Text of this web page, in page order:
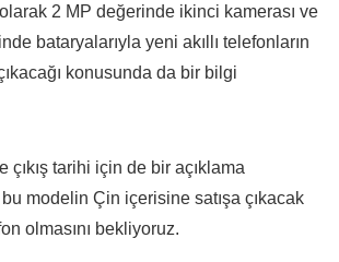
2 MP değerinde ikinci kamerası ve
bataryalarıyla yeni akıllı telefonların
konusunda da bir bilgi
çıkış tarihi için de bir açıklama
bu modelin Çin içerisine satışa çıkacak
olmasını bekliyoruz.